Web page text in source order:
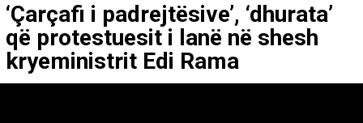
‘Çarçafi i padrejtësive’, ‘dhurata’
që protestuesit i lanë në shesh
kryeministrit Edi Rama